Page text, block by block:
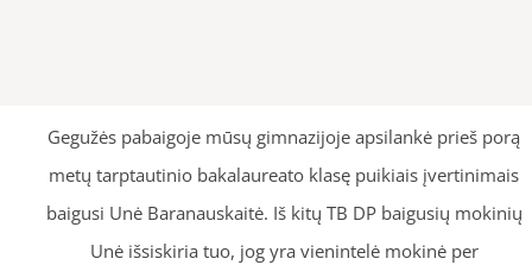
Gegužės pabaigoje mūsų gimnazijoje apsilankė prieš porą
metų tarptautinio bakalaureato klasę puikiais įvertinimais
baigusi Unė Baranauskaitė. Iš kitų TB DP baigusių mokinių
Unė išsiskiria tuo, jog yra vienintelė mokinė per